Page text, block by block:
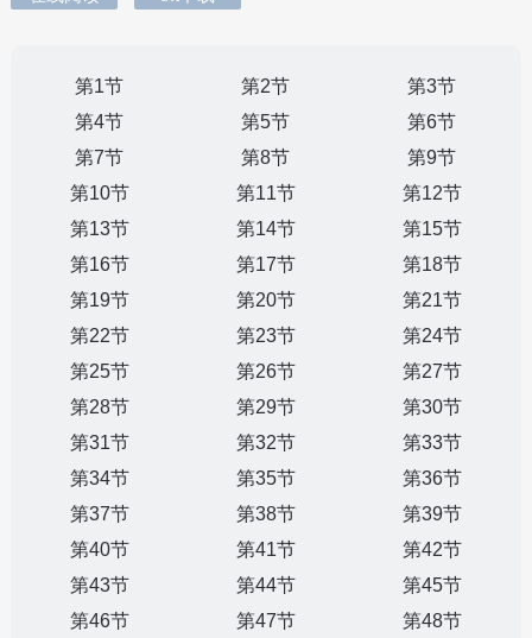
第1节 第2节
第3节
第4节
第5节
第6节
第7节
第8节
第9节
第10节
第11节
第12节
第13节
第14节
第15节
第16节
第17节
第18节
第19节
第20节
第21节
第22节
第23节
第24节
第25节
第26节
第27节
第28节
第29节
第30节
第31节
第32节
第33节
第34节
第35节
第36节
第37节
第38节
第39节
第40节
第41节
第42节
第43节
第44节
第45节
第46节
第47节
第48节